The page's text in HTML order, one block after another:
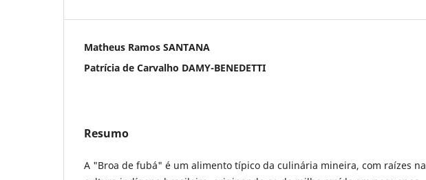
Matheus Ramos SANTANA
Patrícia de Carvalho DAMY-BENEDETTI
Resumo
A "Broa de fubá" é um alimento típico da culinária mineira, com raízes na